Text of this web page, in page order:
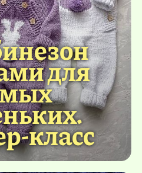
для
класс